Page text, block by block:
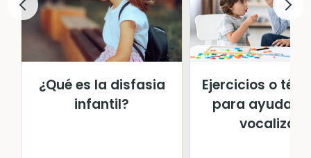
¿Qué es la disfasia
infantil?
Ejercicios o
para
vocalizar